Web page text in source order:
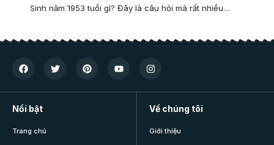
Sinh năm 1953 tuổi gì? Đây là câu hỏi mà rất nhiều…
Nổi bật
Trang chủ
Về chúng tôi
Giới thiệu